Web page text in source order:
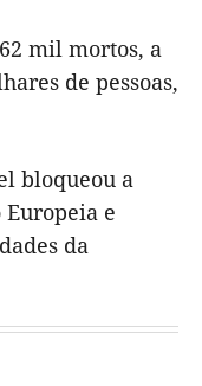
mil mortos, a
de pessoas,
bloqueou a
e
da